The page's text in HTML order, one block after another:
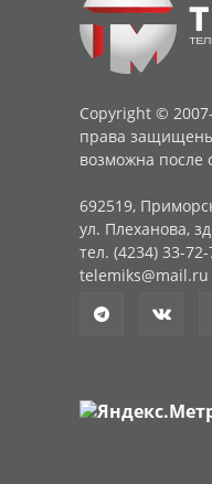
Copyright ©
права
возможна после
692519,
ул. Плеханова,
тел. (4234) 33-
telemiks@mail.ru